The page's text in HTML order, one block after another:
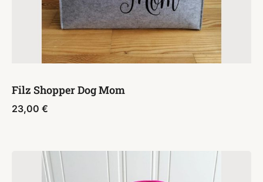
Filz Shopper Dog Mom
23,00 €